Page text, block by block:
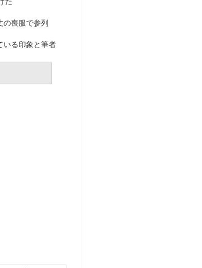
喪服で参列
いる印象と筆者